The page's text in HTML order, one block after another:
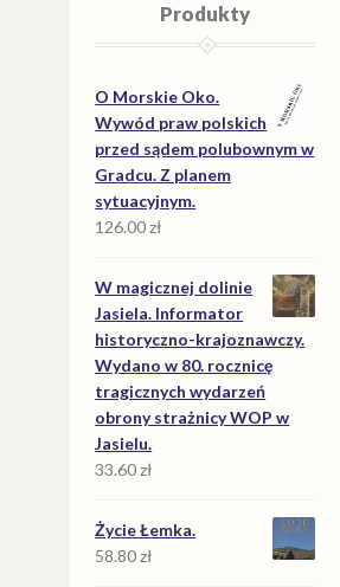
Produkty
O Morskie Oko.
Wywód praw polskich
przed sądem polubownym w
Gradcu. Z planem
sytuacyjnym.
126.00zł
W magicznej dolinie
Jasiela. Informator
historyczno-krajoznawczy.
Wydano w 80. rocznicę
tragicznych wydarzeń
obrony strażnicy WOP w
Jasielu.
33.60zł
Życie Łemka.
58.80zł